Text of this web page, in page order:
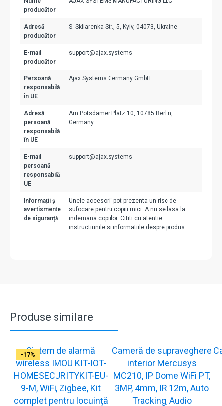
producător
Adresă
producător
S. Skliarenka Str., 5, Kyiv, 04073, Ukraine
E-mail
producător
support@ajax.systems
Persoană
responsabilă
în UE
Ajax Systems Germany GmbH
Adresă
persoană
responsabilă
în UE
Am Potsdamer Platz 10, 10785 Berlin,
Germany
E-mail
persoană
responsabilă
UE
support@ajax.systems
Informații și
avertismente
de siguranță
Unele accesorii pot prezenta un risc de
sufocare pentru copiii mici. A nu se lasa la
indemana copiilor. Cititi cu atentie
instructiunile si informatiile despre produs.
Produse similare
-31%
Sistem de alarmă
wireless IMOU KIT-IOT-
HOMESECURITYKIT-EU-
9-M, WiFi, Zigbee, Kit
complet pentru locuință
-19%
Cameră de supraveghere
interior Mercusys
MC210, IP Dome WiFi PT,
3MP, 4mm, IR 12m, Auto
Tracking, Audio
-21%
-13%
-15%
-20%
-12%
-13%
-16%
-17%